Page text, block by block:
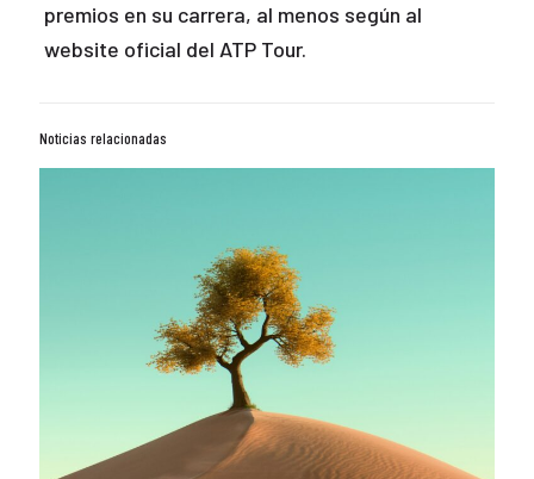
premios en su carrera, al menos según al
website oficial del ATP Tour.
Noticias relacionadas